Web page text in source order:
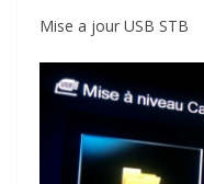
Mise a jour USB STB